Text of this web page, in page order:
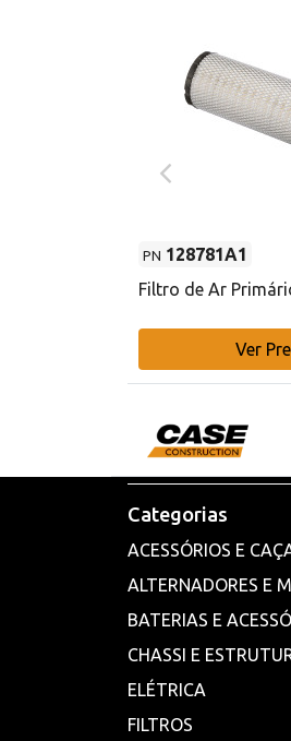
PN 128781A1
Filtro de Ar
Ver
Categorias
ACESSÓRIOS E
ALTERNADORES E
BATERIAS E
CHASSI E
ELÉTRICA
FILTROS